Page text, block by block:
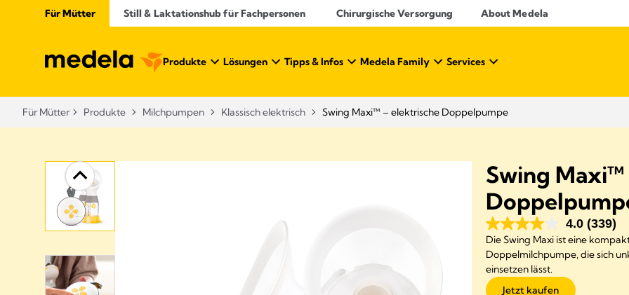
Für Mütter Still & Laktationshub für Fachpersonen Chirurgische Versorgung About Medela
Produkte Lösungen Tipps & Infos Medela Family Services
Für Mütter Produkte Milchpumpen Klassisch elektrisch Swing Maxi™ – elektrische Doppelpumpe
Swing
4.0 (339)
Die Swing Maxi ist eine
Doppelmilchpumpe, die sich
einsetzen lässt.
Jetzt kaufen